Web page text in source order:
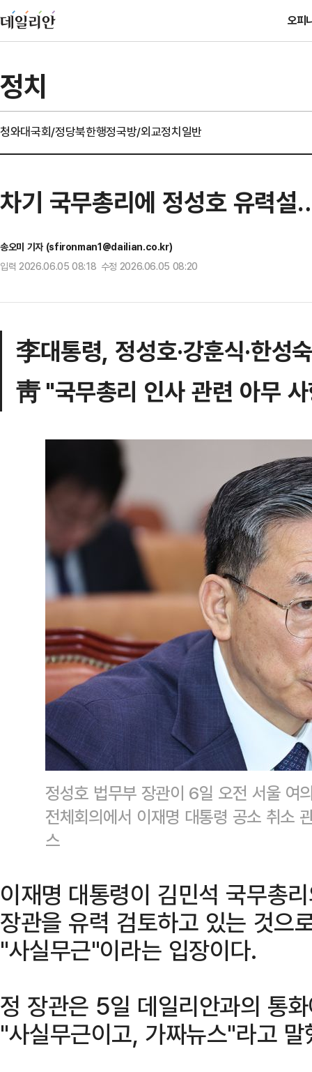
오피
정치
청와대국회/정당북한행정국방/외교정치일반
차기 국무총리에 정성호 유력
송오미 기자 (sfironman1@dailian.co.kr)
입력 2026.06.05 08:18 수정 2026.06.05 08:20
李대통령, 정성호·강훈식·한성
靑 "국무총리 인사 관련 아무
정성호 법무부 장관이 6일 오전 서울 여
전체회의에서 이재명 대통령 공소 취소
스
이재명 대통령이 김민석 국무총
장관을 유력 검토하고 있는 것으
"사실무근"이라는 입장이다.
정 장관은 5일 데일리안과의 통
"사실무근이고, 가짜뉴스"라고 말